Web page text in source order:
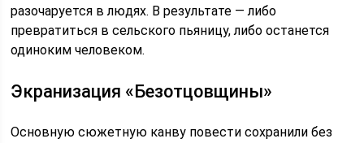
разочаруется в людях. В результате — либо
превратиться в сельского пьяницу, либо останется
одиноким человеком.
Экранизация «Безотцовщины»
Основную сюжетную канву повести сохранили без